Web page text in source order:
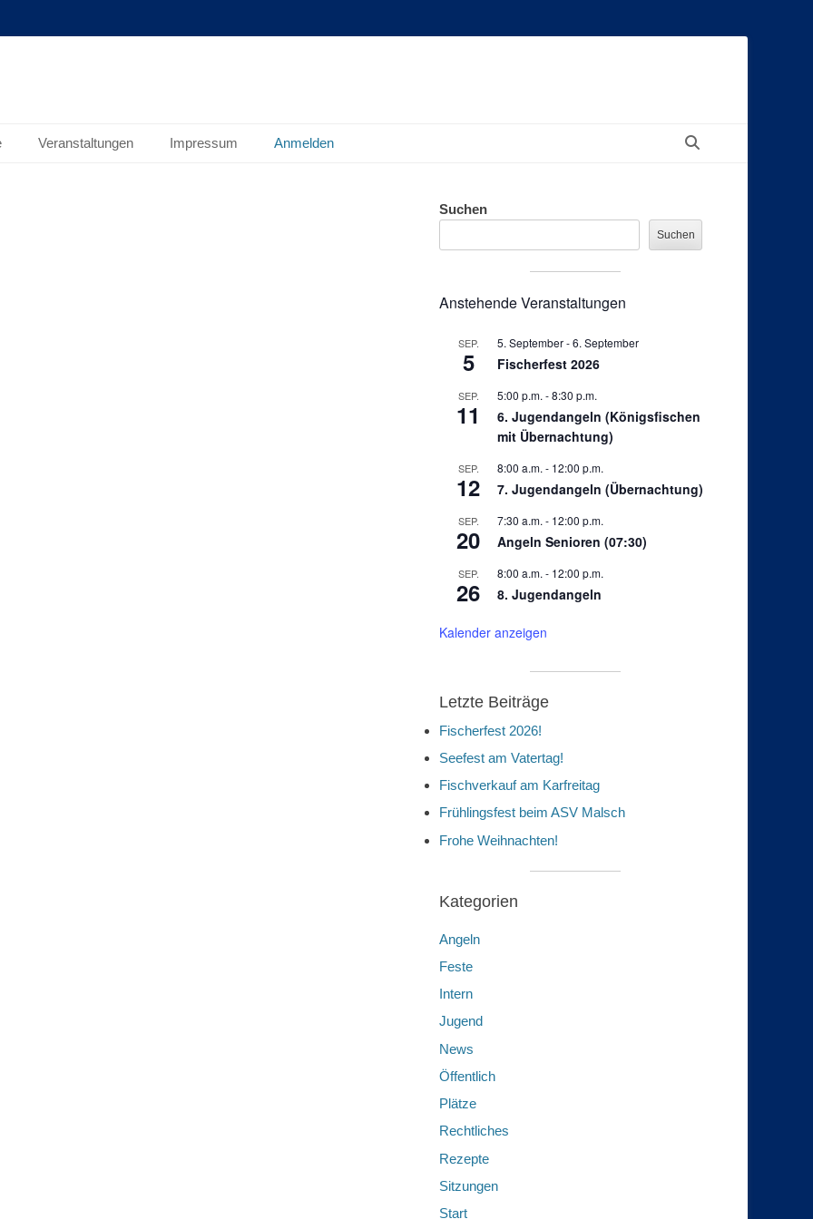
Veranstaltungen Impressum Anmelden
Suchen
Suchen
Anstehende Veranstaltungen
SEP.
5
5. September-6. September
Fischerfest 2026
SEP.
11
5:00 p.m. -8:30 p.m.
6. Jugendangeln (Königsfischen
mit Übernachtung)
SEP.
12
8:00 a.m. - 12:00 p.m.
7. Jugendangeln (Übernachtung)
SEP.
20
7:30 a.m. - 12:00 p.m.
Angeln Senioren (07:30)
SEP.
26
8:00 a.m. - 12:00 p.m.
8. Jugendangeln
Kalender anzeigen
Letzte Beiträge
Fischerfest 2026!
Seefest am Vatertag!
Fischverkauf am Karfreitag
Frühlingsfest beim ASV Malsch
Frohe Weihnachten!
Kategorien
Angeln
Feste
Intern
Jugend
News
Öffentlich
Plätze
Rechtliches
Rezepte
Sitzungen
Start